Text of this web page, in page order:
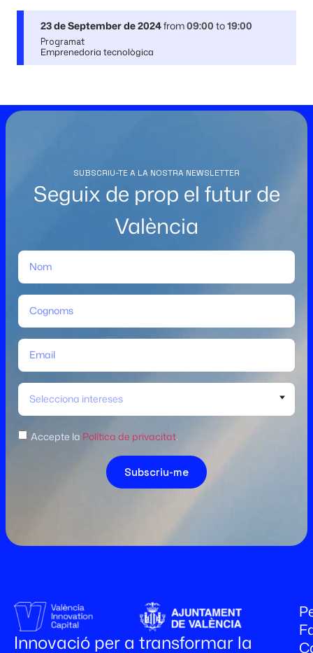
23 de September de 2024from09:00 to19:00
Programat
Emprenedoria tecnològica
SUBSCRIU-TE A LA NOSTRA NEWSLETTER
Seguix de prop el futur de
València
Selecciona intereses
Accepte la Política de privacitat
Subscriu-me
Innovació per a transformar la